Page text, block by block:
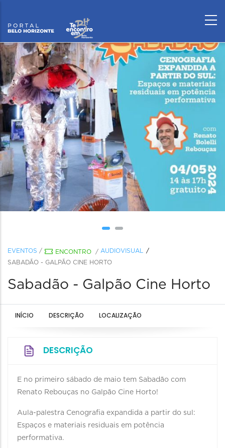
EVENTOS / ENCONTRO / AUDIOVISUAL
SABADÃO - GALPÃO CINE HORTO
Sabadão - Galpão Cine Horto
INÍCIO DESCRIÇÃO LOCALIZAÇÃO
DESCRIÇÃO
E no primeiro sábado de maio tem Sabadão com
Renato Rebouças no Galpão Cine Horto!
Aula-palestra Cenografia expandida a partir do sul:
Espaços e materiais residuais em potência
performativa.